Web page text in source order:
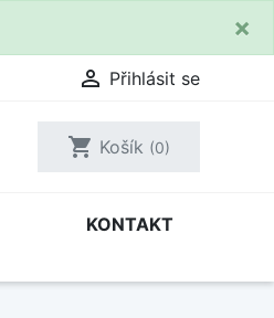
×
 Přihlásit se
shopping_cart Košík (0)
KONTAKT